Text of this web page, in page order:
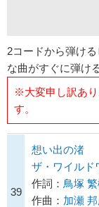
2コードから弾け
な曲がすぐに弾け
※大変申し訳あ
す。
39
想い出の渚
ザ・ワイルド
作詞： 鳥塚
作曲： 加瀬